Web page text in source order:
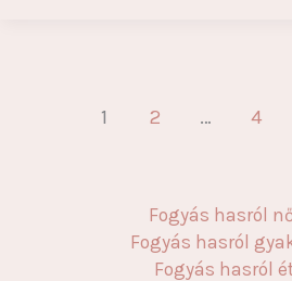
1 2 … 4
Fogyás hasról
Fogyás hasról
Fogyás hasról